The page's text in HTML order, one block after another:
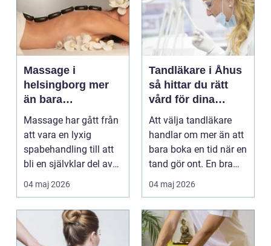
Massage i
helsingborg mer
än bara
avkoppling
Massage har gått från
att vara en lyxig
spabehandling till att
bli en självklar del av
mångas vardag...
04 maj 2026
Tandläkare i Åhus
så hittar du rätt
vård för dina
tänder
Att välja tandläkare
handlar om mer än att
bara boka en tid när en
tand gör ont. En bra
tandvårdskli...
04 maj 2026